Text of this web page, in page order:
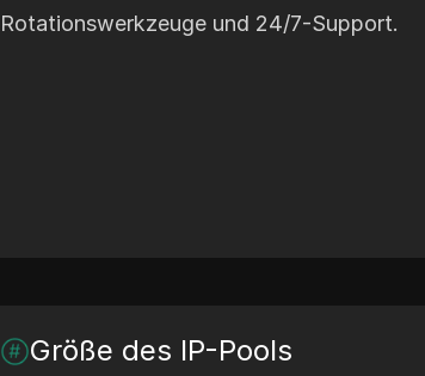
Rotationswerkzeuge und 24/7-Support.
Größe des IP-Pools